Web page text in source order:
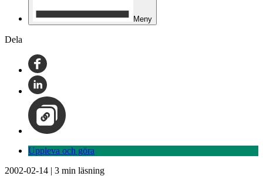
Meny
Dela
Uppleva och göra
2002-02-14 | 3 min läsning